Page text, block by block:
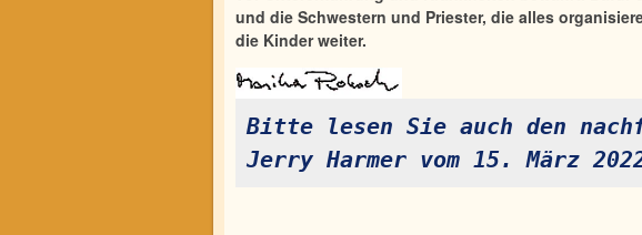
und die Schwestern und Priester, die alles
die Kinder weiter.
Bitte lesen Sie auch den
Jerry Harmer vom 15. März